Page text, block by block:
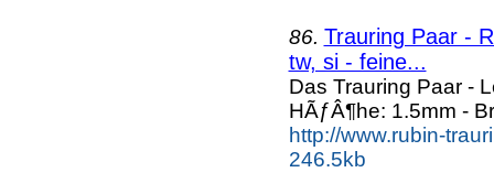
86. Trauring Paar -
tw, si - feine...
Das Trauring Paar -
HÃƒÂ¶he: 1.5mm -
http://www.rubin-
246.5kb